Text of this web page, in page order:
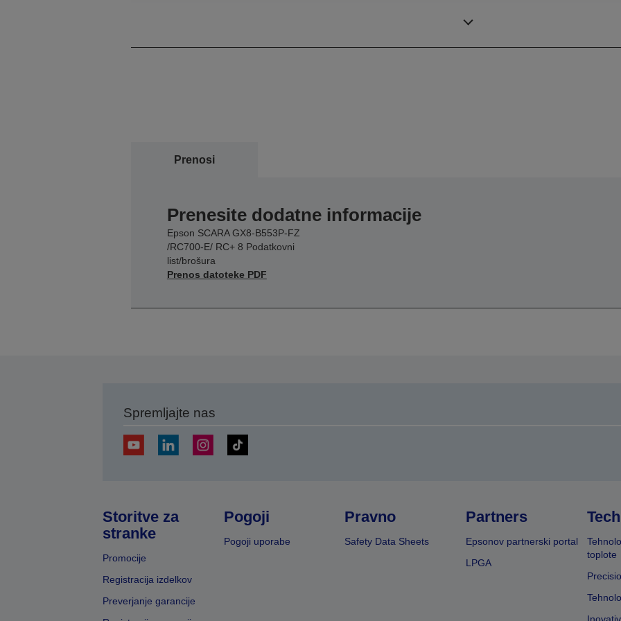
Prenosi
Prenesite dodatne informacije
Epson SCARA GX8-B553P-FZ
/RC700-E/ RC+ 8 Podatkovni
list/brošura
Prenos datoteke PDF
Spremljajte nas
Storitve za
stranke
Promocije
Registracija izdelkov
Preverjanje garancije
Pogoji
Pogoji uporabe
Pravno
Safety Data Sheets
Partners
Epsonov partnerski portal
LPGA
toplote